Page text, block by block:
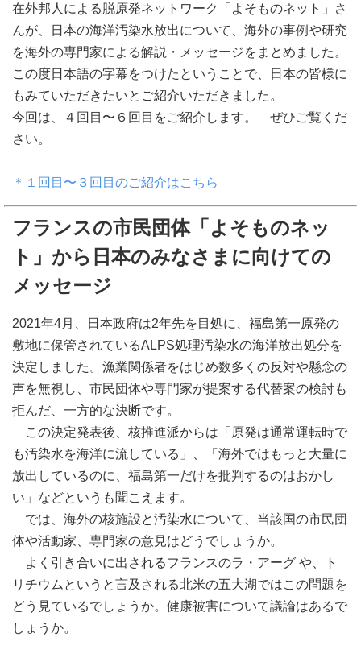
在外邦人による脱原発ネットワーク「よそものネット」さ
んが、日本の海洋汚染水放出について、海外の事例や研究
を海外の専門家による解説・メッセージをまとめました。
この度日本語の字幕をつけたということで、日本の皆様に
もみていただきたいとご紹介いただきました。
今回は、４回目〜６回目をご紹介します。 ぜひご覧くだ
さい。
＊１回目〜３回目のご紹介はこちら
フランスの市民団体「よそものネッ
ト」から日本のみなさまに向けての
メッセージ
2021年4月、日本政府は2年先を目処に、福島第一原発の
敷地に保管されているALPS処理汚染水の海洋放出処分を
決定しました。漁業関係者をはじめ数多くの反対や懸念の
声を無視し、市民団体や専門家が提案する代替案の検討も
拒んだ、一方的な決断です。
この決定発表後、核推進派からは「原発は通常運転時で
も汚染水を海洋に流している」、「海外ではもっと大量に
放出しているのに、福島第一だけを批判するのはおかし
い」などというも聞こえます。
では、海外の核施設と汚染水について、当該国の市民団
体や活動家、専門家の意見はどうでしょうか。
よく引き合いに出されるフランスのラ・アーグ や、ト
リチウムというと言及される北米の五大湖ではこの問題を
どう見ているでしょうか。健康被害について議論はあるで
しょうか。